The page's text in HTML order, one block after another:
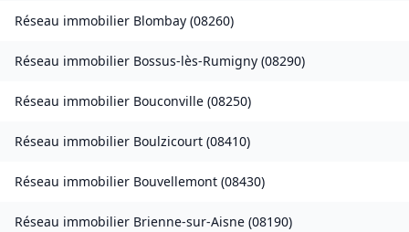
Réseau immobilier Blombay (08260)
Réseau immobilier Bossus-lès-Rumigny (08290)
Réseau immobilier Bouconville (08250)
Réseau immobilier Boulzicourt (08410)
Réseau immobilier Bouvellemont (08430)
Réseau immobilier Brienne-sur-Aisne (08190)